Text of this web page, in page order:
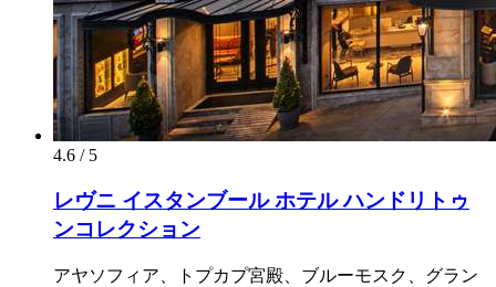
4.6 / 5
レヴニ イスタンブール ホテル ハンドリトゥ
ンコレクション
アヤソフィア、トプカプ宮殿、ブルーモスク、グラン